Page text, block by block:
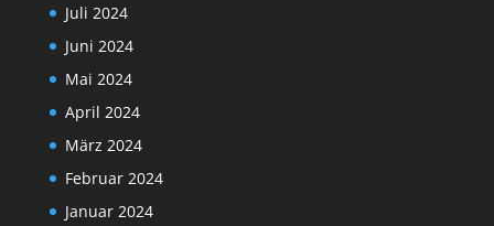
Juli 2024
Juni 2024
Mai 2024
April 2024
März 2024
Februar 2024
Januar 2024